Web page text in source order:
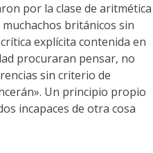
por la clase de aritmética
británicos sin
explícita contenida en
procuraran pensar, no
sin criterio de
Un principio propio
incapaces de otra cosa